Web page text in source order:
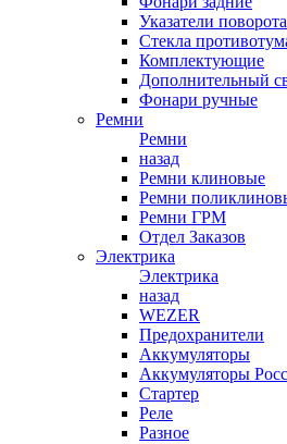
Указатели поворота
Стекла
Комплектующие
Дополнительный
Фонари ручные
Ремни
Ремни
назад
Ремни клиновые
Ремни
Ремни ГРМ
Отдел Заказов
Электрика
Электрика
назад
WEZER
Предохранители
Аккумуляторы
Аккумуляторы
Стартер
Реле
Разное